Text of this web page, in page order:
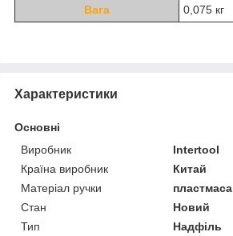
Вага
0,075 кг
Характеристики
Основні
Виробник
Intertool
Країна виробник
Китай
Матеріал ручки
пластмаса
Стан
Новий
Тип
Надфіль